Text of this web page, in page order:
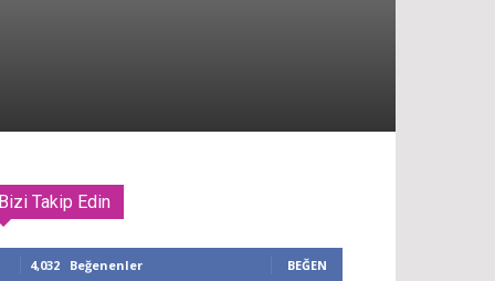
Bizi Takip Edin
4,032 Beğenenler BEĞEN